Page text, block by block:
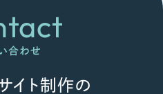
合わせ
イト制作の